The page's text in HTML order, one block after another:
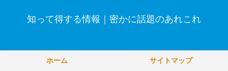
知って得する情報｜密かに話題のあれこれ
ホーム サイトマップ